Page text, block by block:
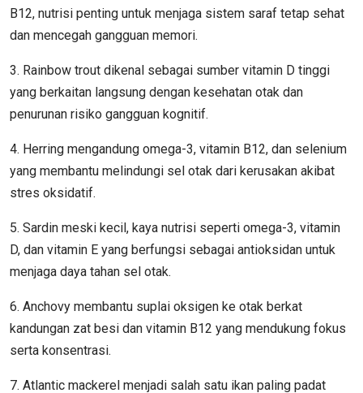
B12, nutrisi penting untuk menjaga sistem saraf tetap sehat
dan mencegah gangguan memori.
3. Rainbow trout dikenal sebagai sumber vitamin D tinggi
yang berkaitan langsung dengan kesehatan otak dan
penurunan risiko gangguan kognitif.
4. Herring mengandung omega-3, vitamin B12, dan selenium
yang membantu melindungi sel otak dari kerusakan akibat
stres oksidatif.
5. Sardin meski kecil, kaya nutrisi seperti omega-3, vitamin
D, dan vitamin E yang berfungsi sebagai antioksidan untuk
menjaga daya tahan sel otak.
6. Anchovy membantu suplai oksigen ke otak berkat
kandungan zat besi dan vitamin B12 yang mendukung fokus
serta konsentrasi.
7. Atlantic mackerel menjadi salah satu ikan paling padat